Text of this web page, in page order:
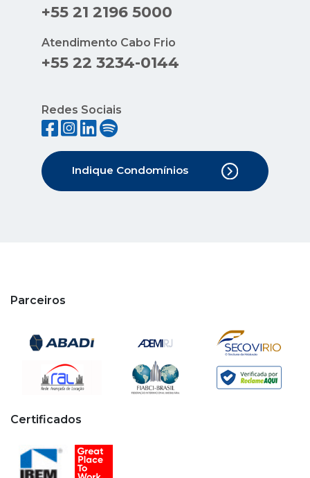
+55 21 2196 5000
Atendimento Cabo Frio
+55 22 3234-0144
Redes Sociais
Indique Condomínios
Parceiros
Certificados